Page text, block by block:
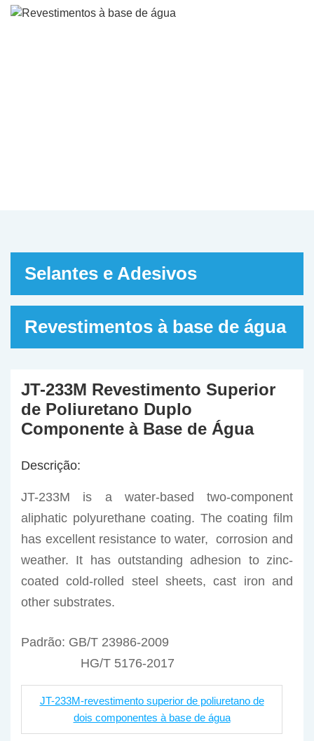
Revestimentos à base
JT-233M Revestimento Superior
de Poliuretano Duplo
Componente à Base de Água
Descrição:
JT-233M is a water-based two-component
aliphatic polyurethane coating. The coating film
has excellent resistance to water, corrosion and
weather. It has outstanding adhesion to zinc-
coated cold-rolled steel sheets, cast iron and
other substrates.
Padrão: GB/T 23986-2009
HG/T 5176-2017
JT-233M-revestimento superior de poliuretano de
dois componentes à base de água
Selantes e Adesivos
Revestimentos à base de água